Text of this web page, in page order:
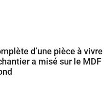
d’une pièce à vivre
a misé sur le MDF